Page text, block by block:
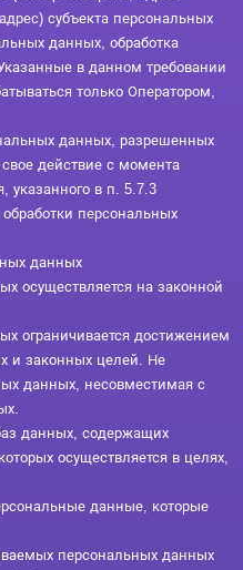
субъекта персональных
данных, обработка
в данном требовании
только Оператором,
данных, разрешенных
действие с момента
указанного в п. 5.7.3
персональных
данных
осуществляется на законной
ограничивается достижением
и законных целей. Не
данных, несовместимая с
данных, содержащих
осуществляется в целях,
данные, которые
персональных данных